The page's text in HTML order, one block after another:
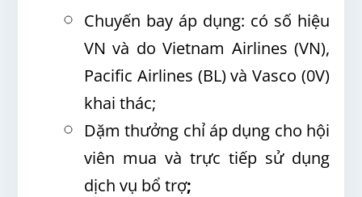
Chuyến bay áp dụng: có số hiệu
VN và do Vietnam Airlines (VN),
Pacific Airlines (BL) và Vasco (0V)
khai thác;
Dặm thưởng chỉ áp dụng cho hội
viên mua và trực tiếp sử dụng
dịch vụ bổ trợ;